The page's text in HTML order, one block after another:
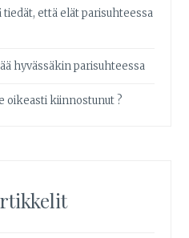
että elät parisuhteessa
hyvässäkin parisuhteessa
oikeasti kiinnostunut ?